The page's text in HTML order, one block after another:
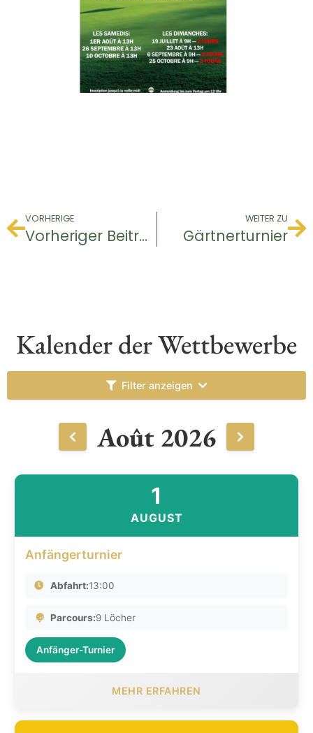
VORHERIGE
Vorheriger Beitrag
WEITER ZU
Gärtnerturnier
Kalender der Wettbewerbe
Filter anzeigen
Août 2026
1
AUGUST
Anfängerturnier
Abfahrt:13:00
Parcours:9 Löcher
Anfänger-Turnier
MEHR ERFAHREN